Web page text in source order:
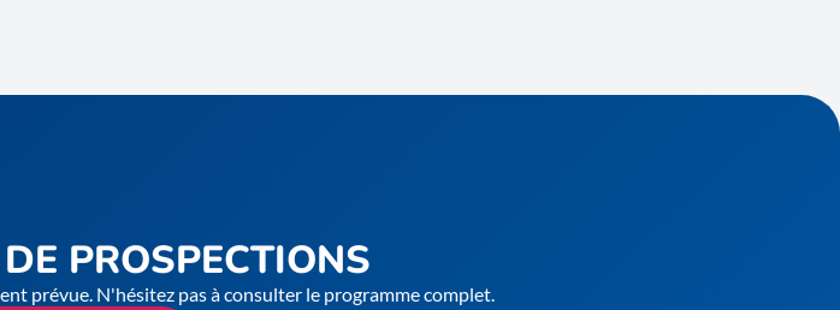
PROSPECTIONS
prévue. N'hésitez pas à consulter le programme complet.